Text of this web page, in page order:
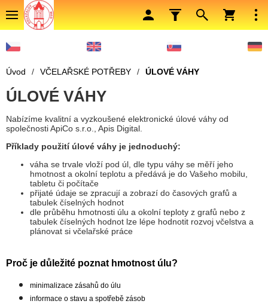
Úvod / VČELAŘSKÉ POTŘEBY / ÚLOVÉ VÁHY
ÚLOVÉ VÁHY
Nabízíme kvalitní a vyzkoušené elektronické úlové váhy od
společnosti ApiCo s.r.o., Apis Digital.
Příklady použití úlové váhy je jednoduchý:
váha se trvale vloží pod úl, dle typu váhy se měří jeho
hmotnost a okolní teplotu a předává je do Vašeho mobilu,
tabletu či počítače
přijaté údaje se zpracují a zobrazí do časových grafů a
tabulek číselných hodnot
dle průběhu hmotnosti úlu a okolní teploty z grafů nebo z
tabulek číselných hodnot lze lépe hodnotit rozvoj včelstva a
plánovat si včelařské práce
Proč je důležité poznat hmotnost úlu?
minimalizace zásahů do úlu
informace o stavu a spotřebě zásob